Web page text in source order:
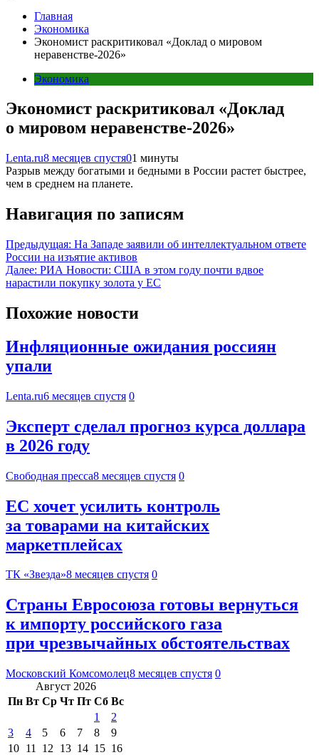
Главная
Экономика
Экономист раскритиковал «Доклад о мировом
неравенстве-2026»
Экономика
Экономист раскритиковал «Доклад
о мировом неравенстве-2026»
Lenta.ru8 месяцев спустя01 минуты
Разрыв между богатыми и бедными в России растет быстрее,
чем в среднем на планете.
Навигация по записям
Предыдущая: На Западе заявили об интеллектуальном ответе
России на изъятие активов
Далее: РИА Новости: США в этом году почти вдвое
нарастили покупку золота у ЕС
Похожие новости
Инфляционные ожидания россиян
упали
Lenta.ru6 месяцев спустя 0
Эксперт сделал прогноз курса доллара
в 2026 году
Свободная пресса8 месяцев спустя 0
ЕС хочет усилить контроль
за товарами на китайских
маркетплейсах
ТК «Звезда»8 месяцев спустя 0
Страны Евросоюза готовы вернуться
к импорту российского газа
при чрезвычайных обстоятельствах
Московский Комсомолец8 месяцев спустя 0
Август 2026
Пн Вт Ср Чт Пт Сб Вс
1
2
3
4 5 6 7 8
9
10 11 12 13 14 15 16